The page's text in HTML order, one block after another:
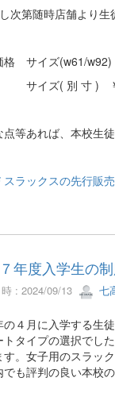
次第随時店舗より生
格 サイズ(w61/
( 別 寸 ) ￥
等あれば、本校生
スラックスの先行販
年度入学生の
: 2024/09/13 七
４月に入学する生徒(
トタイプの選択でし
。女子用のスラッ
も評判の良い本校の